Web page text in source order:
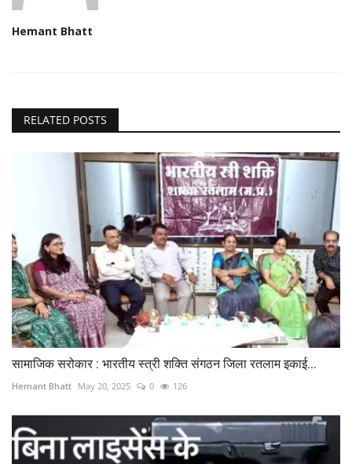
Hemant Bhatt
RELATED POSTS
सामाजिक सरोकार : भारतीय स्त्री शक्ति संगठन जिला रतलाम इकाई...
Hemant Bhatt May 20, 2025 0 126